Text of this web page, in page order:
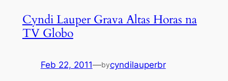
Cyndi Lauper Grava Altas Horas na
TV Globo
Feb 22, 2011—bycyndilauperbr